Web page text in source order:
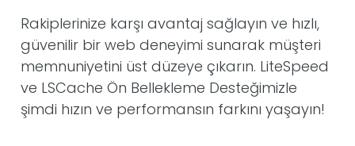
Rakiplerinize karşı avantaj sağlayın ve hızlı,
güvenilir bir web deneyimi sunarak müşteri
memnuniyetini üst düzeye çıkarın. LiteSpeed
ve LSCache Ön Bellekleme Desteğimizle
şimdi hızın ve performansın farkını yaşayın!